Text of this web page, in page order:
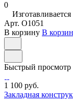
0
Изготавливается
Арт. O1051
В корзину В
Быстрый просмотр
1 100 руб.
Закладная